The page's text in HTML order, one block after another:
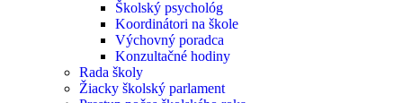
Školský psychológ
Koordinátori na škole
Výchovný poradca
Konzultačné hodiny
Rada školy
Žiacky školský parlament